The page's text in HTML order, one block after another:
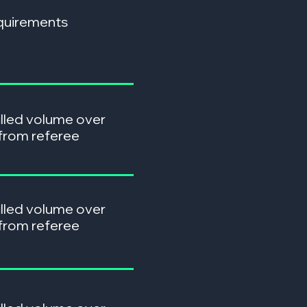
volume over
referee
volume over
referee